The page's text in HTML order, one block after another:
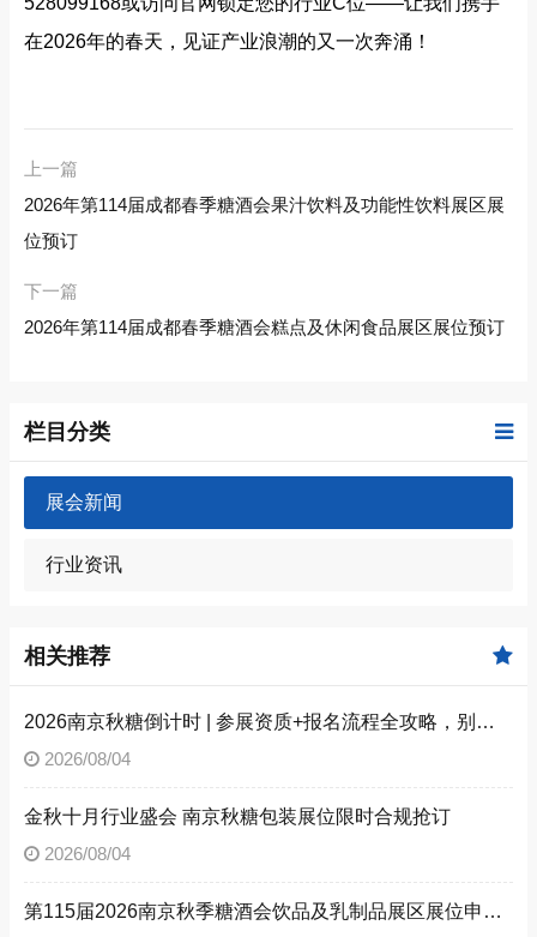
在2026年的春天，见证产业浪潮的又一次奔涌！
上一篇
2026年第114届成都春季糖酒会果汁饮料及功能性饮料展区展
位预订
下一篇
2026年第114届成都春季糖酒会糕点及休闲食品展区展位预订
栏目分类
展会新闻
行业资讯
相关推荐
2026南京秋糖倒计时 | 参展资质+报名流程全攻略，别因手续不全错失良机（附材料清单）
2026/08/04
金秋十月行业盛会 南京秋糖包装展位限时合规抢订
2026/08/04
第115届2026南京秋季糖酒会饮品及乳制品展区展位申请技巧